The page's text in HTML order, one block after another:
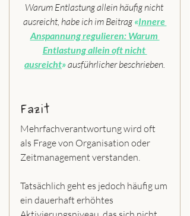
Warum Entlastung allein häufig nicht
ausreicht, habe ich im Beitrag «Innere
Anspannung regulieren: Warum
Entlastung allein oft nicht
ausreicht»ausführlicher beschrieben.
Fazit
Mehrfachverantwortung wird oft
als Frage von Organisation oder
Zeitmanagement verstanden.
Tatsächlich geht es jedoch häufig um
ein dauerhaft erhöhtes